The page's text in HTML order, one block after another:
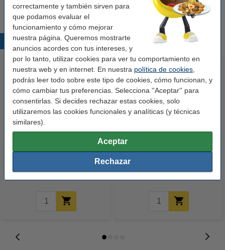
correctamente y también sirven para
que podamos evaluar el
funcionamiento y cómo mejorar
nuestra página. Queremos mostrarte
anuncios acordes con tus intereses, y
por lo tanto, utilizar cookies para ver tu comportamiento en
nuestra web y en internet. En nuestra política de cookies
podrás leer todo sobre este tipo de cookies, cómo funcionan, y
cómo cambiar tus preferencias. Selecciona ''Aceptar'' para
consentirlas. Si decides rechazar estas cookies, solo
utilizaremos las cookies funcionales y analíticas (y técnicas
similares).
Aceptar
Rechazar
Productos destacados
1,95 € Incl. 21% IVA 13,95 € 12,56 € Incl. 21% IVA